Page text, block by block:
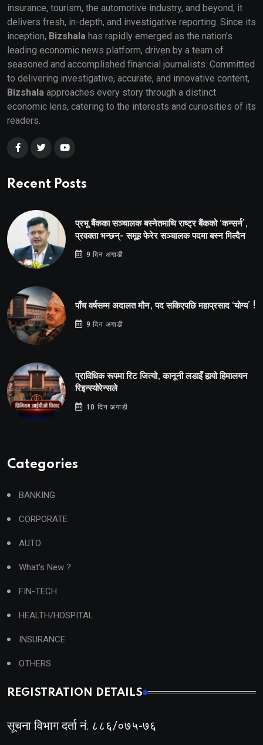
insurance, tourism, the automotive industry, and beyond, it
delivers fresh, in-depth, and investigative reporting. Since its
inception, Bizshala has rapidly emerged as the nation's
leading economic news platform, driven by a team of
seasoned and accomplished financial journalists. Committed
to delivering investigative, accurate, and innovative content,
Bizshala approaches every story through a distinct
economic lens, catering to the interests and curiosities of its
readers.
Recent Posts
प्रभू बैंकका सञ्चालक बस्नेतमाथि राष्ट्र बैंकको ‘कन्सर्न’,
प्रवक्ता भन्छन्- समूह फेरेर सञ्चालक पदमा बस्न मिल्दैन
9 दिन अगाडी
पाँच वर्षसम्म अदालत मौन, पद सकिएपछि महाप्रसाद ‘योग्य’ !
9 दिन अगाडी
प्राविधिक रूपमा रिट जित्यो, कानूनी लडाइँ हार्‍यो हिमालयन
रिइन्स्योरेन्सले
10 दिन अगाडी
Categories
BANKING
CORPORATE
AUTO
What's New ?
FIN-TECH
HEALTH/HOSPITAL
INSURANCE
OTHERS
REGISTRATION DETAILS
सूचना विभाग दर्ता नं. ८८६/०७५-७६